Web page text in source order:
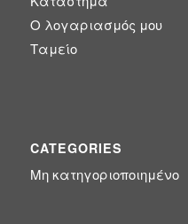
Ο λογαριασμός μου
Ταμείο
CATEGORIES
Μη κατηγοριοποιημένο